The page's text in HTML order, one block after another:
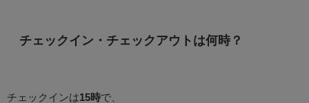
チェックイン・チェックアウトは何時？
チェックインは15時で、